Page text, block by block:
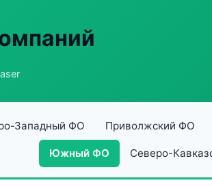
Западный ФО Приволжский ФО
Южный ФО Северо-